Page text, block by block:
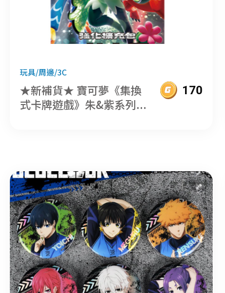
玩具/周邊/3C
★新補貨★ 寶可夢《集換
式卡牌遊戲》朱&紫系列...
170